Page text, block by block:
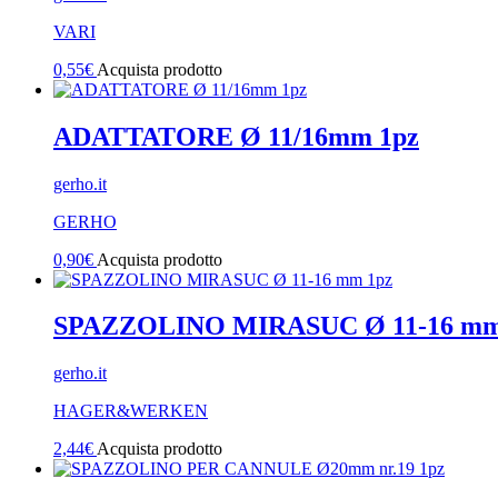
VARI
0,55€ Acquista prodotto
ADATTATORE Ø 11/16mm 1pz
gerho.it
GERHO
0,90€ Acquista prodotto
SPAZZOLINO MIRASUC Ø 11-16
gerho.it
HAGER&WERKEN
2,44€ Acquista prodotto